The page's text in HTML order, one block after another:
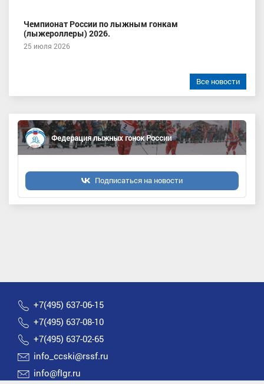
Чемпионат России по лыжным гонкам
(лыжероллеры) 2026.
25 июля 2026
Все новости
Федерация лыжных гонок России
Подписаться на новости
+7(495) 637-06-15
+7(495) 637-08-10
+7(495) 637-02-65
info_ccski@rssf.ru
info@flgr.ru